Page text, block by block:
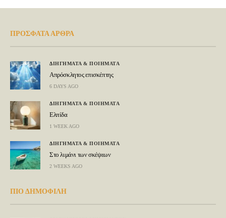
ΠΡΟΣΦΑΤΑ ΑΡΘΡΑ
ΔΙΗΓΗΜΑΤΑ & ΠΟΙΗΜΑΤΑ
Απρόσκλητος επισκέπτης
6 DAYS AGO
ΔΙΗΓΗΜΑΤΑ & ΠΟΙΗΜΑΤΑ
Ελπίδα
1 WEEK AGO
ΔΙΗΓΗΜΑΤΑ & ΠΟΙΗΜΑΤΑ
Στο λιμάνι των σκέψεων
2 WEEKS AGO
ΠΙΟ ΔΗΜΟΦΙΛΗ